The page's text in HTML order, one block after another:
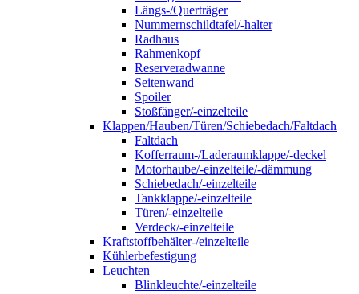
Längs-/Querträger
Nummernschildtafel/-halter
Radhaus
Rahmenkopf
Reserveradwanne
Seitenwand
Spoiler
Stoßfänger/-einzelteile
Klappen/Hauben/Türen/Schiebedach/Faltdach
Faltdach
Kofferraum-/Laderaumklappe/-deckel
Motorhaube/-einzelteile/-dämmung
Schiebedach/-einzelteile
Tankklappe/-einzelteile
Türen/-einzelteile
Verdeck/-einzelteile
Kraftstoffbehälter-/einzelteile
Kühlerbefestigung
Leuchten
Blinkleuchte/-einzelteile